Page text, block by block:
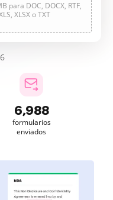
para DOC, DOCX, RTF,
XLSX o TXT
6,988
formularios
enviados